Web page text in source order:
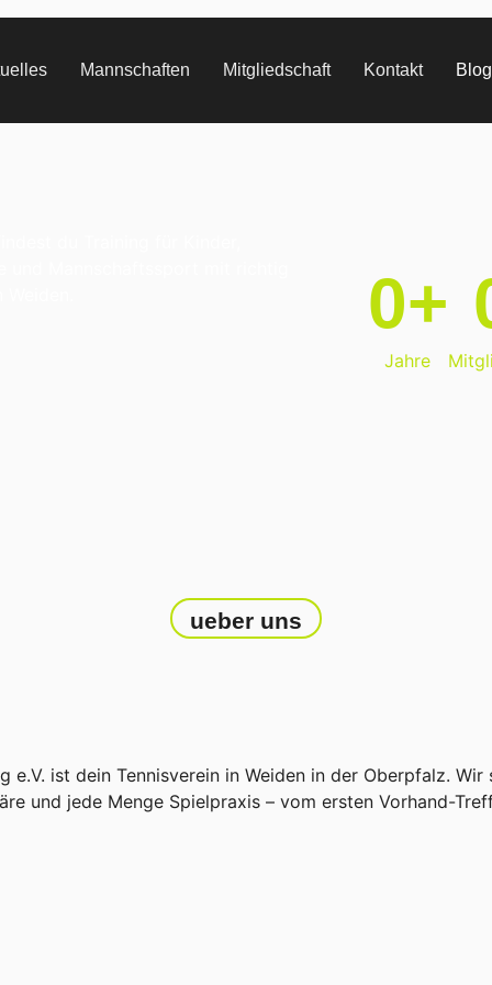
Mannschaften Mitgliedschaft Kontakt Blog
Jahre
0+
ueber uns
e.V. ist dein Tennisverein in Weiden in der Oberpfalz.
und jede Menge Spielpraxis – vom ersten Vorhand-